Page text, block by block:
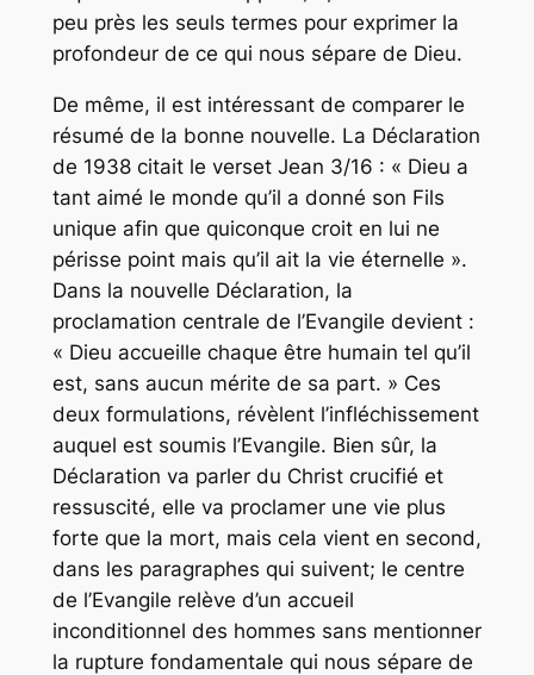
peu près les seuls termes pour exprimer la
profondeur de ce qui nous sépare de Dieu.
De même, il est intéressant de comparer le
résumé de la bonne nouvelle. La Déclaration
de 1938 citait le verset Jean 3/16 : « Dieu a
tant aimé le monde qu’il a donné son Fils
unique afin que quiconque croit en lui ne
périsse point mais qu’il ait la vie éternelle ».
Dans la nouvelle Déclaration, la
proclamation centrale de l’Evangile devient :
« Dieu accueille chaque être humain tel qu’il
est, sans aucun mérite de sa part. » Ces
deux formulations, révèlent l’infléchissement
auquel est soumis l’Evangile. Bien sûr, la
Déclaration va parler du Christ crucifié et
ressuscité, elle va proclamer une vie plus
forte que la mort, mais cela vient en second,
dans les paragraphes qui suivent; le centre
de l’Evangile relève d’un accueil
inconditionnel des hommes sans mentionner
la rupture fondamentale qui nous sépare de